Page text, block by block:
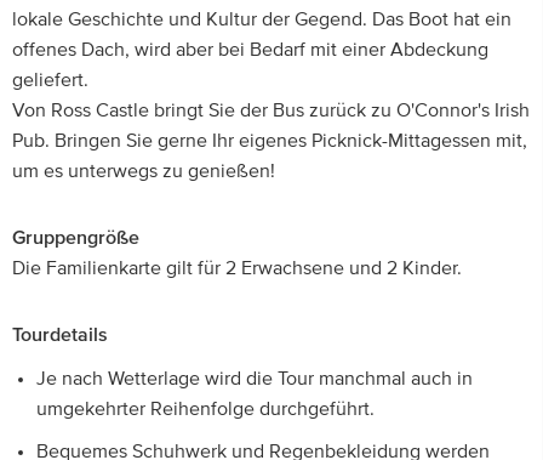
lokale Geschichte und Kultur der Gegend. Das Boot hat ein
offenes Dach, wird aber bei Bedarf mit einer Abdeckung
geliefert.
Von Ross Castle bringt Sie der Bus zurück zu O'Connor's Irish
Pub. Bringen Sie gerne Ihr eigenes Picknick-Mittagessen mit,
um es unterwegs zu genießen!
Gruppengröße
Die Familienkarte gilt für 2 Erwachsene und 2 Kinder.
Tourdetails
Je nach Wetterlage wird die Tour manchmal auch in
umgekehrter Reihenfolge durchgeführt.
Bequemes Schuhwerk und Regenbekleidung werden